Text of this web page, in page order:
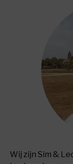
Wij zijn Sim &